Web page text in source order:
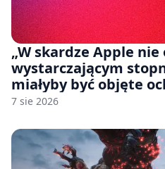
„W skardze Apple
wystarczającym
miałyby być objęte
handlowej”. OpenAI
7 sie 2026